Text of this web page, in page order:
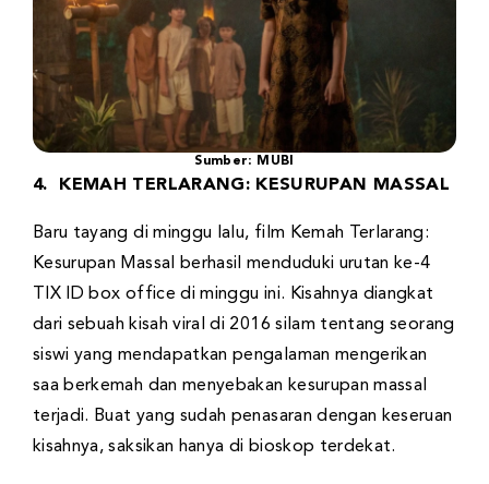
Sumber: MUBI
4. KEMAH TERLARANG: KESURUPAN MASSAL
Baru tayang di minggu lalu, film Kemah Terlarang:
Kesurupan Massal berhasil menduduki urutan ke-4
TIX ID box office di minggu ini. Kisahnya diangkat
dari sebuah kisah viral di 2016 silam tentang seorang
siswi yang mendapatkan pengalaman mengerikan
saa berkemah dan menyebakan kesurupan massal
terjadi. Buat yang sudah penasaran dengan keseruan
kisahnya, saksikan hanya di bioskop terdekat.